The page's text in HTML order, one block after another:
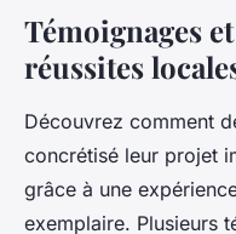
Témoignages
réussites
Découvrez comment
concrétisé leur projet
grâce à une
exemplaire. Plusieurs